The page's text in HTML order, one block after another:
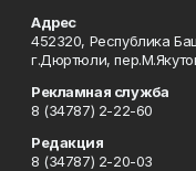
Адрес
452320, Республика
г.Дюртюли,
Рекламная служба
8 (34787) 2-22-60
Редакция
8 (34787) 2-20-03